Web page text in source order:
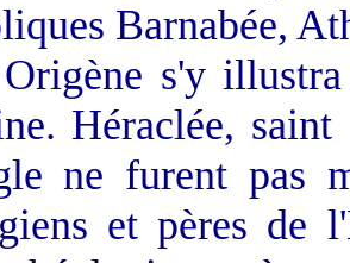
Barnabée,
s'y
Héraclée,
ne furent pas
et pères de